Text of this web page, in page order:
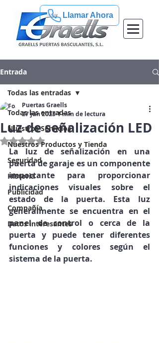
Llamar Ahora
Entrada
Todas las entradas
Nuestros Servicios
Nuestros Productos y Tienda
Seguridad
Historia
Publicidad
Compañía
Datos interesantes
Todas las entradas
Luz de señalización LED
Puertas Graells
27 jun 20231 min de lectura
Obtuvo NaN de 5 estrellas.
La luz de señalización en una
puerta de garaje es un componente
importante para proporcionar
indicaciones visuales sobre el
estado de la puerta. Esta luz
generalmente se encuentra en el
panel de control o cerca de la
puerta y puede tener diferentes
funciones y colores según el
sistema de la puerta.